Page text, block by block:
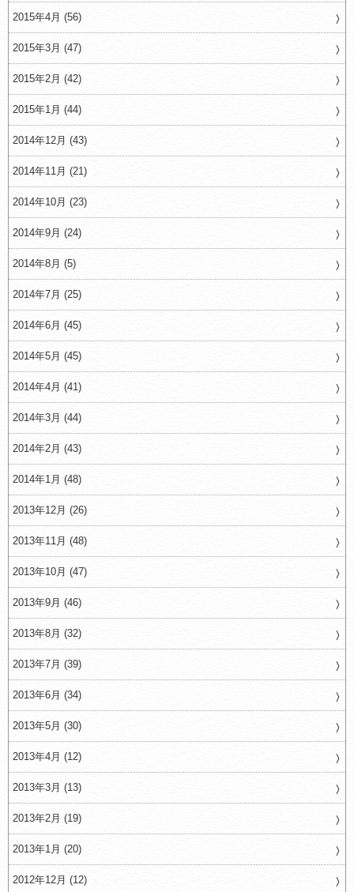
2015年4月 (56)
2015年3月 (47)
2015年2月 (42)
2015年1月 (44)
2014年12月 (43)
2014年11月 (21)
2014年10月 (23)
2014年9月 (24)
2014年8月 (5)
2014年7月 (25)
2014年6月 (45)
2014年5月 (45)
2014年4月 (41)
2014年3月 (44)
2014年2月 (43)
2014年1月 (48)
2013年12月 (26)
2013年11月 (48)
2013年10月 (47)
2013年9月 (46)
2013年8月 (32)
2013年7月 (39)
2013年6月 (34)
2013年5月 (30)
2013年4月 (12)
2013年3月 (13)
2013年2月 (19)
2013年1月 (20)
2012年12月 (12)